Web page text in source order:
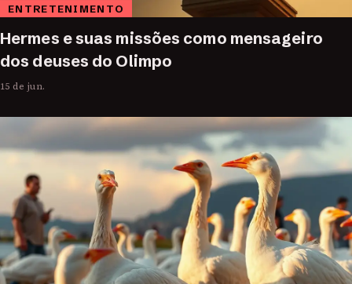
ENTRETENIMENTO
Hermes e suas missões como mensageiro
dos deuses do Olimpo
15 de jun.